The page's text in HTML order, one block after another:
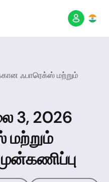
ஃபாரெக்ஸ் மற்றும்
3, 2026
மற்றும்